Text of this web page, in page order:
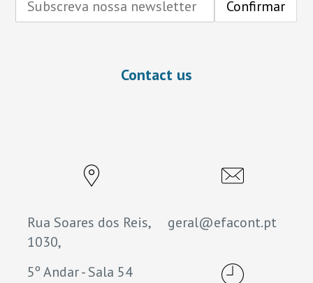
Contact us
Rua Soares dos Reis,
1030,
5º Andar - Sala 54
geral@efacont.pt